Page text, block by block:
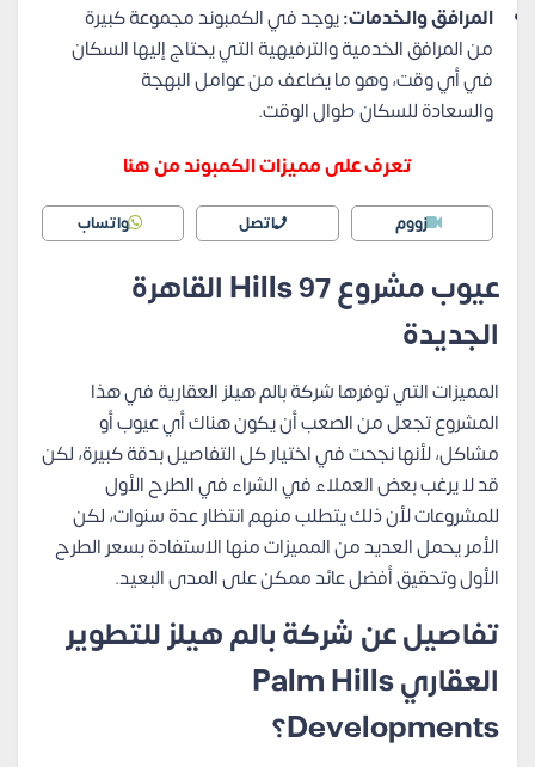
المرافق والخدمات:يوجد في الكمبوند مجموعة كبيرة
من المرافق الخدمية والترفيهية التي يحتاج إليها السكان
في أي وقت، وهو ما يضاعف من عوامل البهجة
والسعادة للسكان طوال الوقت.
تعرف على مميزات الكمبوند من هنا
زووم اتصل واتساب
عيوب مشروع 97 Hills القاهرة
الجديدة
المميزات التي توفرها شركة بالم هيلز العقارية في هذا
المشروع تجعل من الصعب أن يكون هناك أي عيوب أو
مشاكل، لأنها نجحت في اختيار كل التفاصيل بدقة كبيرة، لكن
قد لا يرغب بعض العملاء في الشراء في الطرح الأول
للمشروعات لأن ذلك يتطلب منهم انتظار عدة سنوات، لكن
الأمر يحمل العديد من المميزات منها الاستفادة بسعر الطرح
الأول وتحقيق أفضل عائد ممكن على المدى البعيد.
تفاصيل عن شركة بالم هيلز للتطوير
العقاري Palm Hills
Developments؟